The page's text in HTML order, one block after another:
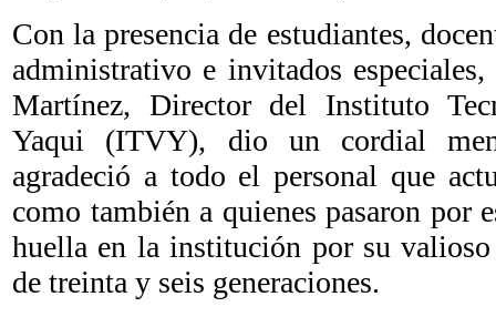
Con la presencia de estudiantes,
administrativo e invitados
Martínez, Director del Instituto
Yaqui (ITVY), dio un cordial
agradeció a todo el personal que
como también a quienes pasaron por
huella en la institución por su
de treinta y seis generaciones.